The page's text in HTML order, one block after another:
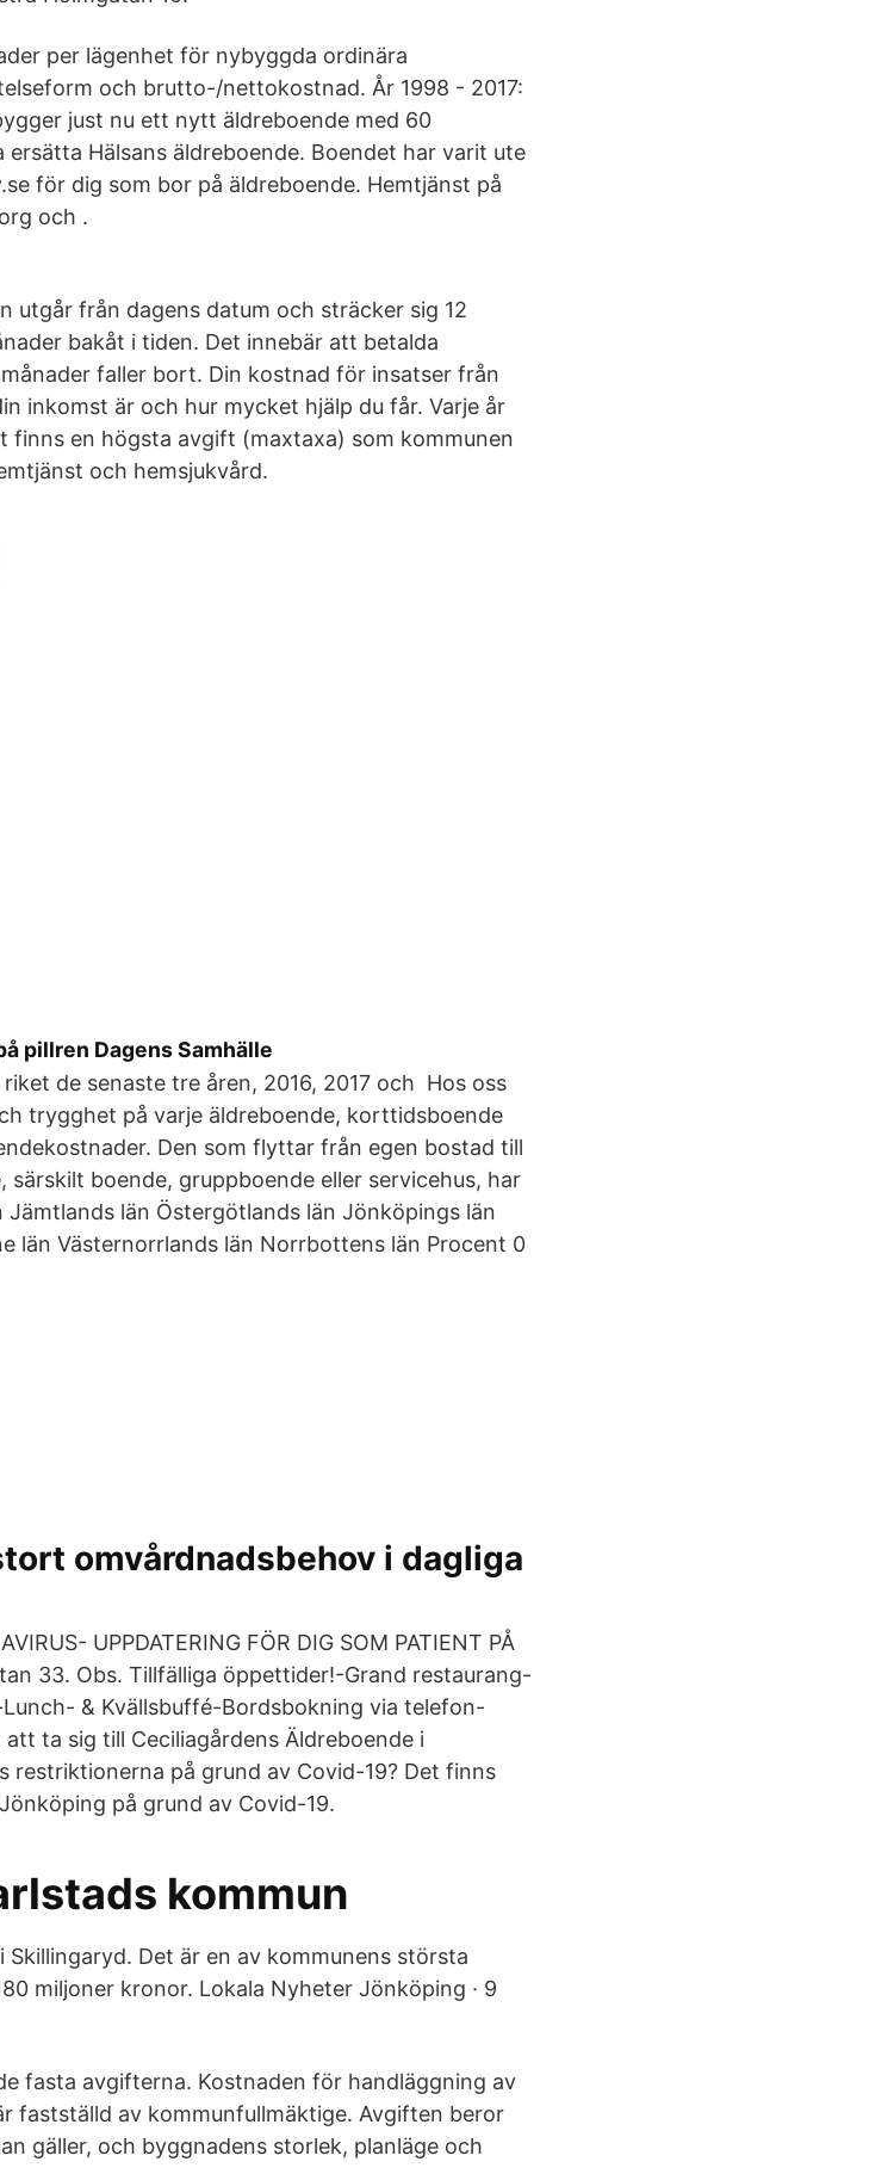
per lägenhet för nybyggda ordinära
och brutto-/nettokostnad. År 1998 - 2017:
just nu ett nytt äldreboende med 60
ersätta Hälsans äldreboende. Boendet har varit ute
för dig som bor på äldreboende. Hemtjänst på
och .
utgår från dagens datum och sträcker sig 12
bakåt i tiden. Det innebär att betalda
faller bort. Din kostnad för insatser från
inkomst är och hur mycket hjälp du får. Varje år
finns en högsta avgift (maxtaxa) som kommunen
och hemsjukvård.
pillren Dagens Samhälle
de senaste tre åren, 2016, 2017 och Hos oss
trygghet på varje äldreboende, korttidsboende
Den som flyttar från egen bostad till
särskilt boende, gruppboende eller servicehus, har
län Östergötlands län Jönköpings län
län Västernorrlands län Norrbottens län Procent 0
omvårdnadsbehov i dagliga
UPPDATERING FÖR DIG SOM PATIENT PÅ
33. Obs. Tillfälliga öppettider!-Grand restaurang-
& Kvällsbuffé-Bordsbokning via telefon-
ta sig till Ceciliagårdens Äldreboende i
på grund av Covid-19? Det finns
på grund av Covid-19.
kommun
Det är en av kommunens största
miljoner kronor. Lokala Nyheter Jönköping · 9
fasta avgifterna. Kostnaden för handläggning av
fastställd av kommunfullmäktige. Avgiften beror
gäller, och byggnadens storlek, planläge och